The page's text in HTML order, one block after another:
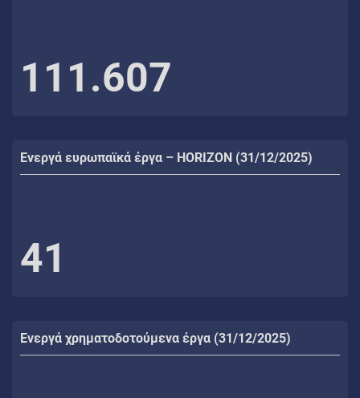
111.607
Ενεργά ευρωπαϊκά έργα – HORIZON (31/12/2025)
41
Ενεργά χρηματοδοτούμενα έργα (31/12/2025)